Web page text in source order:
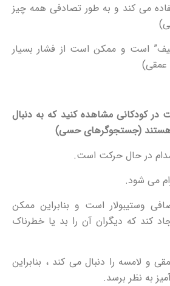
می کند و به طور تصادفی همه چیز
است و ممکن است از فشار بسیار
عمقی)
کودکانی مشاهده کنید که به دنبال
(جستجوگرهای حسی)
وستیبولار است و بنابراین ممکن
کند که دیگران آن را بد یا خطرناک
و لامسه را دنبال می کند ، بنابراین
به نظر برسد.